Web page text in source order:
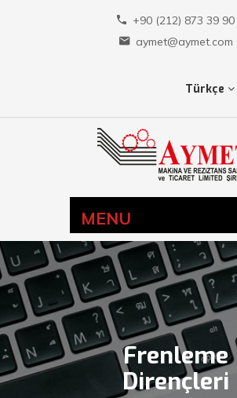
+90 (212) 873 39 90
aymet@aymet.com
Türkçe
Frenleme
Dirençleri